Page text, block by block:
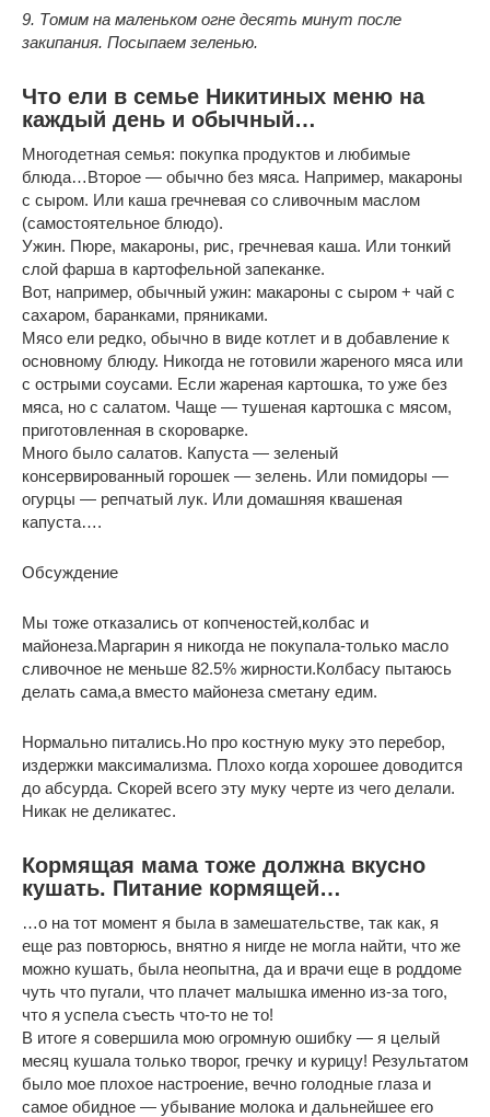
9. Томим на маленьком огне десять минут после
закипания. Посыпаем зеленью.
Что ели в семье Никитиных меню на
каждый день и обычный…
Многодетная семья: покупка продуктов и любимые
блюда…Второе — обычно без мяса. Например, макароны
с сыром. Или каша гречневая со сливочным маслом
(самостоятельное блюдо).
Ужин. Пюре, макароны, рис, гречневая каша. Или тонкий
слой фарша в картофельной запеканке.
Вот, например, обычный ужин: макароны с сыром + чай с
сахаром, баранками, пряниками.
Мясо ели редко, обычно в виде котлет и в добавление к
основному блюду. Никогда не готовили жареного мяса или
с острыми соусами. Если жареная картошка, то уже без
мяса, но с салатом. Чаще — тушеная картошка с мясом,
приготовленная в скороварке.
Много было салатов. Капуста — зеленый
консервированный горошек — зелень. Или помидоры —
огурцы — репчатый лук. Или домашняя квашеная
капуста….
Обсуждение
Мы тоже отказались от копченостей,колбас и
майонеза.Маргарин я никогда не покупала-только масло
сливочное не меньше 82.5% жирности.Колбасу пытаюсь
делать сама,а вместо майонеза сметану едим.
Нормально питались.Но про костную муку это перебор,
издержки максимализма. Плохо когда хорошее доводится
до абсурда. Скорей всего эту муку черте из чего делали.
Никак не деликатес.
Кормящая мама тоже должна вкусно
кушать. Питание кормящей…
…о на тот момент я была в замешательстве, так как, я
еще раз повторюсь, внятно я нигде не могла найти, что же
можно кушать, была неопытна, да и врачи еще в роддоме
чуть что пугали, что плачет малышка именно из-за того,
что я успела съесть что-то не то!
В итоге я совершила мою огромную ошибку — я целый
месяц кушала только творог, гречку и курицу! Результатом
было мое плохое настроение, вечно голодные глаза и
самое обидное — убывание молока и дальнейшее его